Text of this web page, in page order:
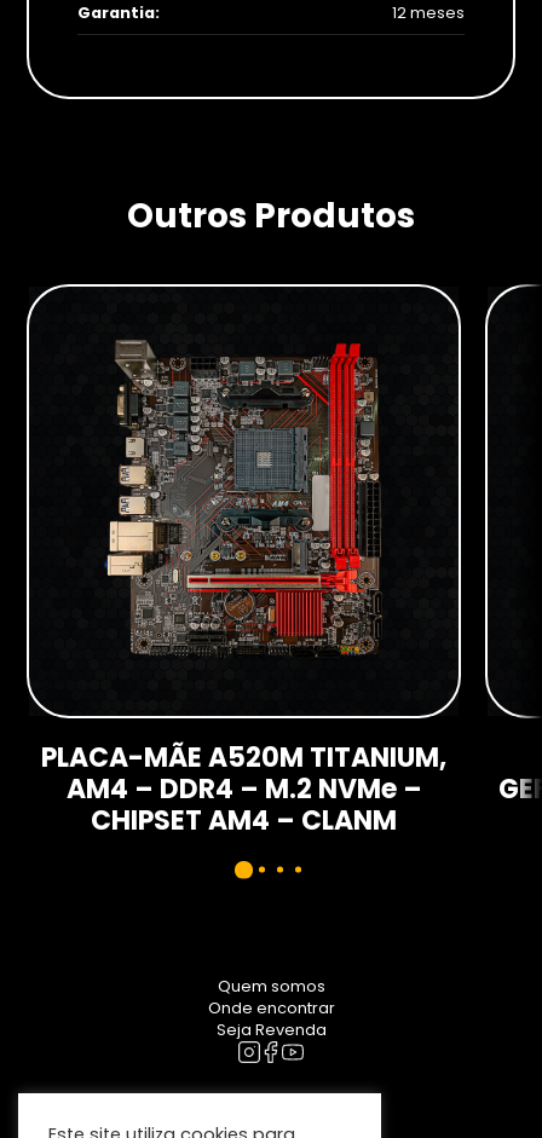
Garantia: 12 meses
Outros Produtos
PLACA-MÃE A520M TITANIUM,
AM4 – DDR4 – M.2 NVMe –
CHIPSET AM4 – CLANM
Quem somos
Onde encontrar
Seja Revenda